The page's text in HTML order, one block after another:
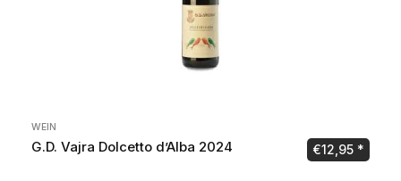
WEIN
G.D. Vajra Dolcetto d’Alba 2024 €12,95